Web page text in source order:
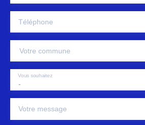
Téléphone
Votre commune
-
Vous souhaitez
Votre message